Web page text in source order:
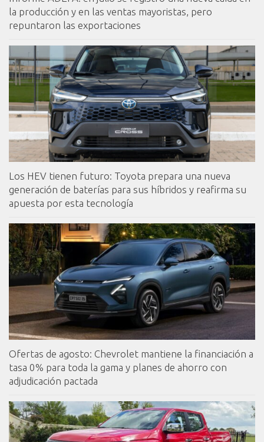
la producción y en las ventas mayoristas, pero
repuntaron las exportaciones
Los HEV tienen futuro: Toyota prepara una nueva
generación de baterías para sus híbridos y reafirma su
apuesta por esta tecnología
Ofertas de agosto: Chevrolet mantiene la financiación a
tasa 0% para toda la gama y planes de ahorro con
adjudicación pactada